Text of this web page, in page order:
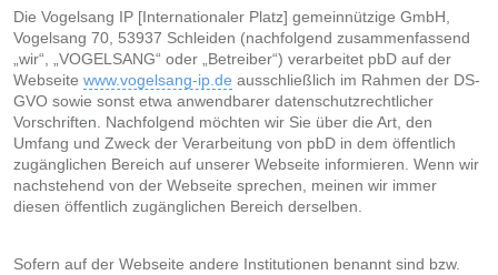
Die Vogelsang IP [Internationaler Platz] gemeinnützige GmbH,
Vogelsang 70, 53937 Schleiden (nachfolgend zusammenfassend
„wir“, „VOGELSANG“ oder „Betreiber“) verarbeitet pbD auf der
Webseite www.vogelsang-ip.de ausschließlich im Rahmen der DS-
GVO sowie sonst etwa anwendbarer datenschutzrechtlicher
Vorschriften. Nachfolgend möchten wir Sie über die Art, den
Umfang und Zweck der Verarbeitung von pbD in dem öffentlich
zugänglichen Bereich auf unserer Webseite informieren. Wenn wir
nachstehend von der Webseite sprechen, meinen wir immer
diesen öffentlich zugänglichen Bereich derselben.
Sofern auf der Webseite andere Institutionen benannt sind bzw.